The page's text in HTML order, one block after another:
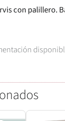
con palillero.